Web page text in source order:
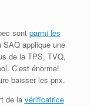
sont parmi les
SAQ applique une
de la TPS, TVQ,
C’est énorme!
baisser les prix.
de la vérificatrice